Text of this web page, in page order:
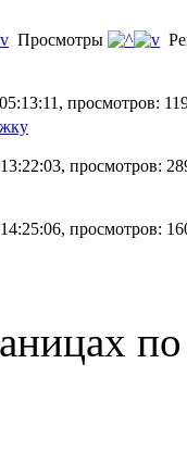
Просмотры
просмотров:
просмотров:
просмотров: